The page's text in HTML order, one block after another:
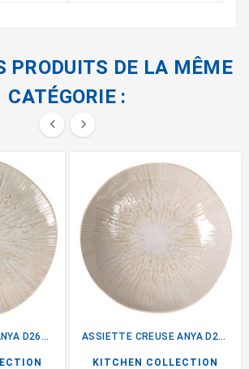
PRODUITS DE LA MÊME
CATÉGORIE :
 
ASSIETTE PLATE ANYA D26CM ASSIETTE CREUSE ANYA D20CM
KITCHEN COLLECTION